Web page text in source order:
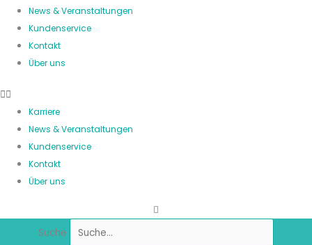
News & Veranstaltungen
Kundenservice
Kontakt
Über uns
Karriere
News & Veranstaltungen
Kundenservice
Kontakt
Über uns
Suche